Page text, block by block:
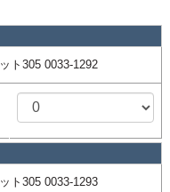
ト305 0033-1292
ト305 0033-1293